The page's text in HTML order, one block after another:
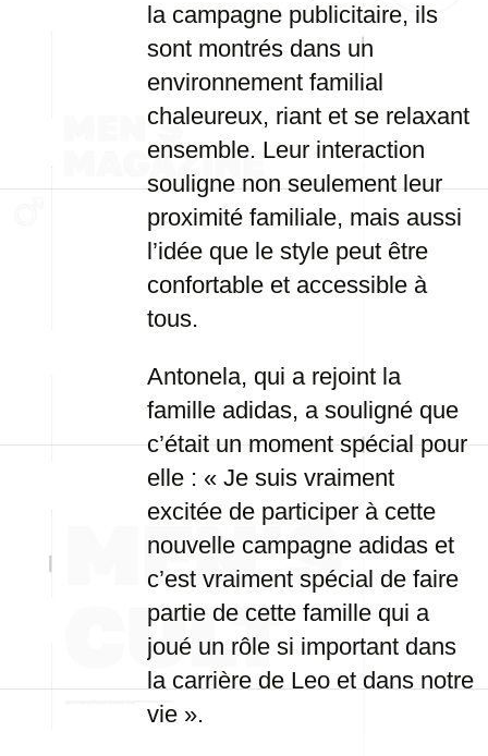
la campagne publicitaire, ils
sont montrés dans un
environnement familial
chaleureux, riant et se relaxant
ensemble. Leur interaction
souligne non seulement leur
proximité familiale, mais aussi
l’idée que le style peut être
confortable et accessible à
tous.
Antonela, qui a rejoint la
famille adidas, a souligné que
c’était un moment spécial pour
elle : « Je suis vraiment
excitée de participer à cette
nouvelle campagne adidas et
c’est vraiment spécial de faire
partie de cette famille qui a
joué un rôle si important dans
la carrière de Leo et dans notre
vie ».